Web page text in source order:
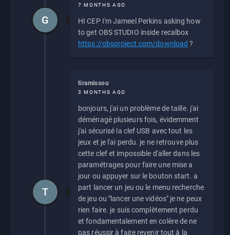
7 MONTHS AGO
HI CEP I'm Jameel Perkins asking how
to get OBS STUDIO inside recalbox
https://obsproject.com/download ?
G
tiramissou
3 MONTHS AGO
bonjours, j'ai un problème de taille. j'ai
déménagé plusieurs fois, évidemment
j'ai sécurisé la clef USB avec tout les
jeux et je l'ai perdu. je ne retrouve plus
cette clef et impossible d'aller dans les
paramétrages pour faire une mise a
jour ou appuyer sur le bouton start. a
part lancer un jeu ou le menu recherche
de jeu ou "lancer une vidéos" je ne peux
rien faire. je suis complètement perdu
et fondamentalement en colère de ne
pas réussir à faire revenir tout à la
T